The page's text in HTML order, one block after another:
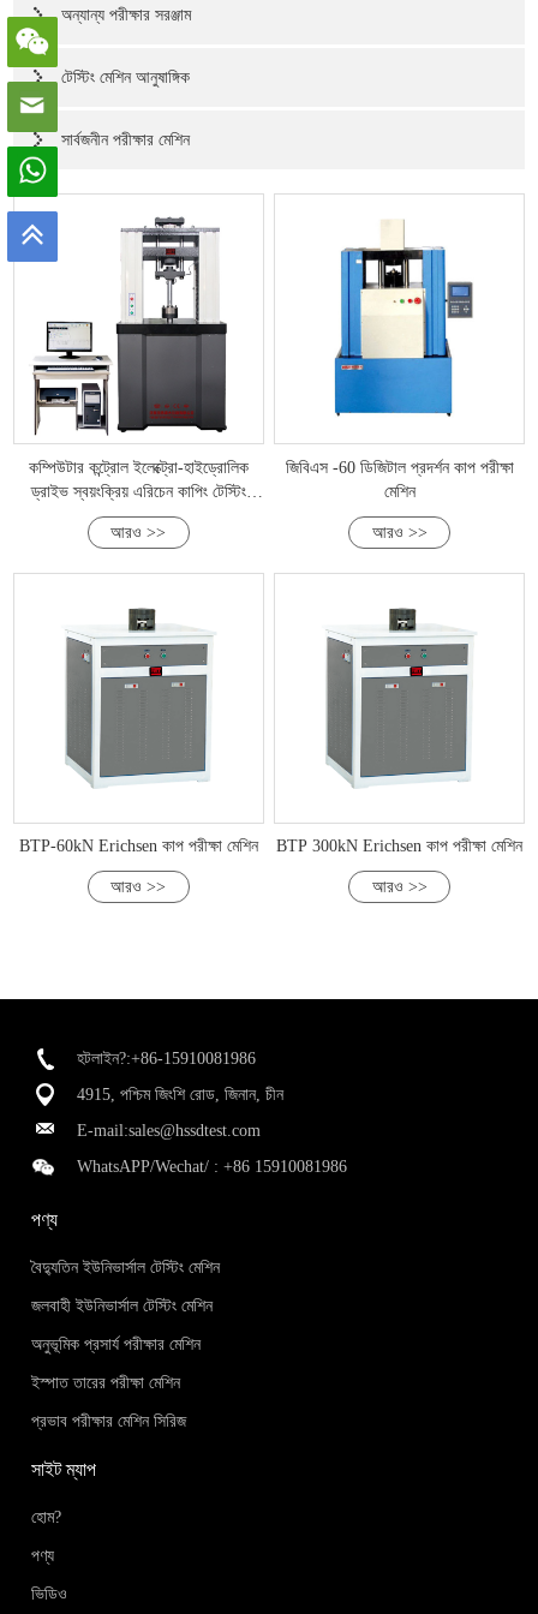
অন্যান্য পরীক্ষার সরঞ্জাম
টেস্টিং মেশিন আনুষাঙ্গিক
সার্বজনীন পরীক্ষার মেশিন
কম্পিউটার কন্ট্রোল ইলেক্ট্রো-হাইড্রোলিক
ড্রাইভ স্বয়ংক্রিয় এরিচেন কাপিং টেস্টিং
মেশিন
আরও >>
জিবিএস -60 ডিজিটাল প্রদর্শন কাপ পরীক্ষা
মেশিন
আরও >>
BTP-60kN Erichsen কাপ পরীক্ষা মেশিন
আরও >>
BTP 300kN Erichsen কাপ পরীক্ষা মেশিন
আরও >>
হটলাইন?:+86-15910081986
4915, পশ্চিম জিংশি রোড, জিনান, চীন
E-mail:sales@hssdtest.com
WhatsAPP/Wechat/ :+86 15910081986
পণ্য
বৈদ্যুতিন ইউনিভার্সাল টেস্টিং মেশিন
জলবাহী ইউনিভার্সাল টেস্টিং মেশিন
অনুভূমিক প্রসার্য পরীক্ষার মেশিন
ইস্পাত তারের পরীক্ষা মেশিন
প্রভাব পরীক্ষার মেশিন সিরিজ
সাইট ম্যাপ
হোম?
পণ্য
ভিডিও